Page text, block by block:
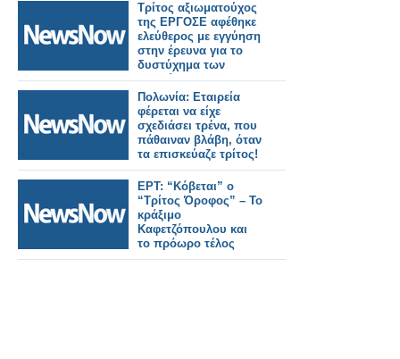
Τρίτος αξιωματούχος
της ΕΡΓΟΣΕ αφέθηκε
ελεύθερος με εγγύηση
στην έρευνα για το
δυστύχημα των
Τεμπών
Πολωνία: Εταιρεία
φέρεται να είχε
σχεδιάσει τρένα, που
πάθαιναν βλάβη, όταν
τα επισκεύαζε τρίτος!
ΕΡΤ: “Κόβεται” ο
“Τρίτος Όροφος” – Το
κράξιμο
Καφετζόπουλου και
το πρόωρο τέλος